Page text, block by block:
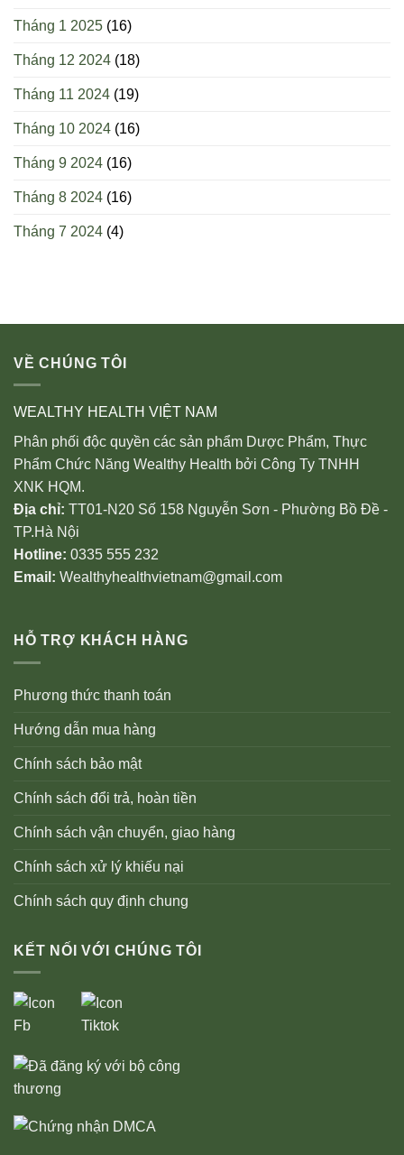
Tháng 1 2025 (16)
Tháng 12 2024 (18)
Tháng 11 2024 (19)
Tháng 10 2024 (16)
Tháng 9 2024 (16)
Tháng 8 2024 (16)
Tháng 7 2024 (4)
VỀ CHÚNG TÔI
WEALTHY HEALTH VIỆT NAM
Phân phối độc quyền các sản phẩm Dược Phẩm, Thực
Phẩm Chức Năng Wealthy Health bởi Công Ty TNHH
XNK HQM.
Địa chỉ: TT01-N20 Số 158 Nguyễn Sơn - Phường Bồ Đề -
TP.Hà Nội
Hotline: 0335 555 232
Email: Wealthyhealthvietnam@gmail.com
HỖ TRỢ KHÁCH HÀNG
Phương thức thanh toán
Hướng dẫn mua hàng
Chính sách bảo mật
Chính sách đổi trả, hoàn tiền
Chính sách vận chuyển, giao hàng
Chính sách xử lý khiếu nại
Chính sách quy định chung
KẾT NỐI VỚI CHÚNG TÔI